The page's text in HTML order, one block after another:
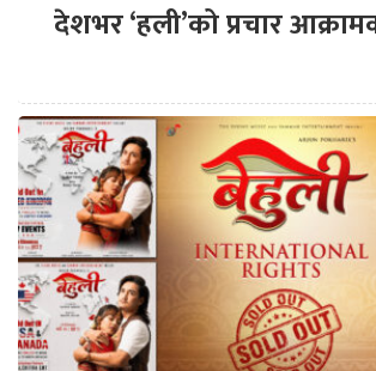
देशभर ‘हली’को प्रचार